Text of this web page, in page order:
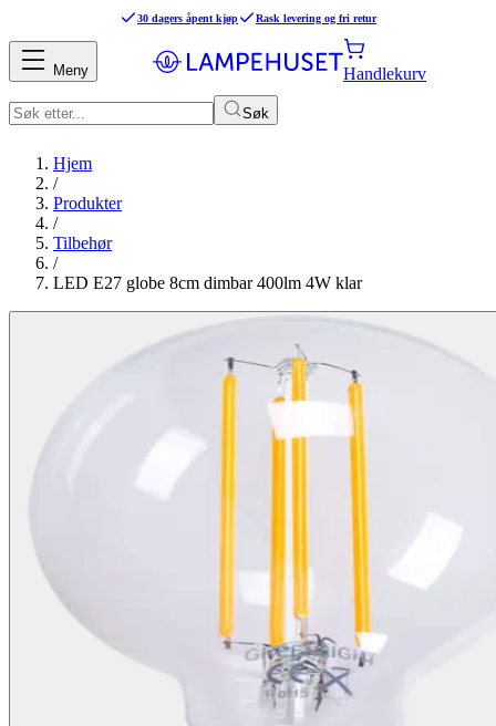
30 dagers åpent kjøp Rask levering og fri retur
Søk
Handlekurv
Meny
Hjem
/
Produkter
/
Tilbehør
/
LED E27 globe 8cm dimbar 400lm 4W klar